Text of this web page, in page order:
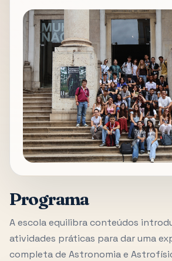
Programa
A escola equilibra conteúdos
atividades práticas para dar uma
completa de Astronomia e